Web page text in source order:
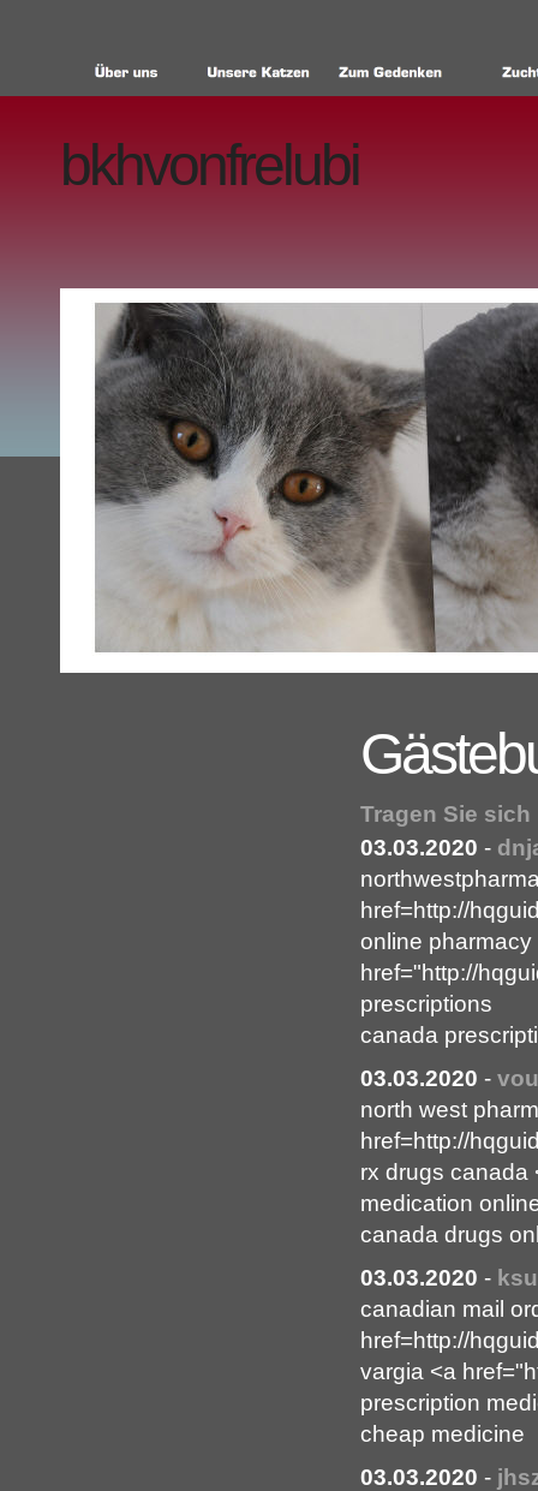
bkhvonfrelubi
Tragen Sie
03.03.2020 -
href=http://
online
href="http://
prescriptions
canada
03.03.2020 -
north west
href=http://
rx drugs canada
medication
canada drugs
03.03.2020 -
canadian mail
href=http://
vargia <a
prescription
cheap medicine
03.03.2020 -